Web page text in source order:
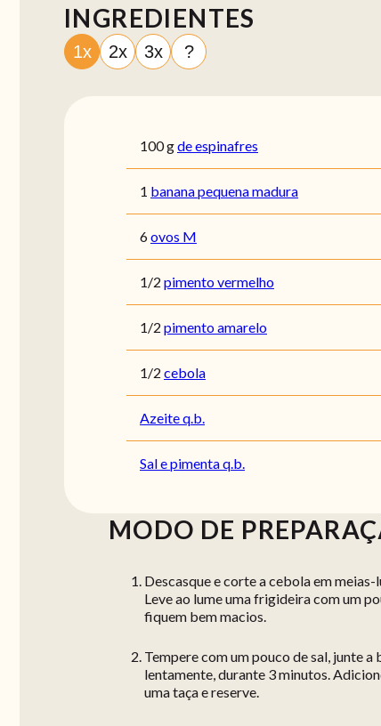
INGREDIENTES
1x 2x 3x ?
100gde espinafres
1 banana pequena madura
6ovos M
1/2 pimento vermelho
1/2 pimento amarelo
1/2 cebola
Azeite q.b.
Sal e pimenta q.b.
MODO DE
Descasque e corte a cebola em
Leve ao lume uma frigideira com um
fiquem bem macios.
Tempere com um pouco de sal, junte
lentamente, durante 3 minutos.
uma taça e reserve.